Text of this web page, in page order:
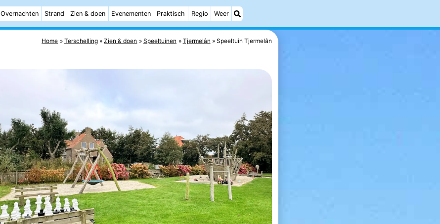
Overnachten Strand Zien & doen Evenementen Praktisch Regio Weer
Home Terschelling Zien & doen Speeltuinen Tjermelân Speeltuin Tjermelân